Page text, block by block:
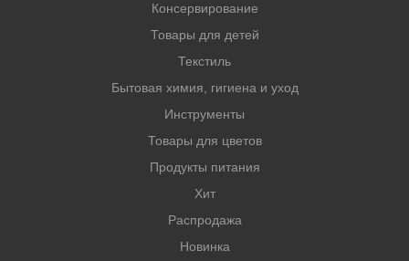
Консервирование
Товары для детей
Текстиль
Бытовая химия, гигиена и уход
Инструменты
Товары для цветов
Продукты питания
Хит
Распродажа
Новинка